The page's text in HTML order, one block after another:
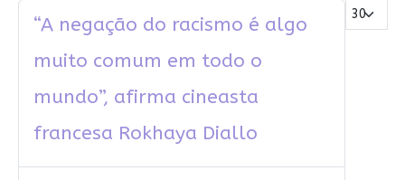
Mostrar #
“A negação do racismo é algo
muito comum em todo o
mundo”, afirma cineasta
francesa Rokhaya Diallo